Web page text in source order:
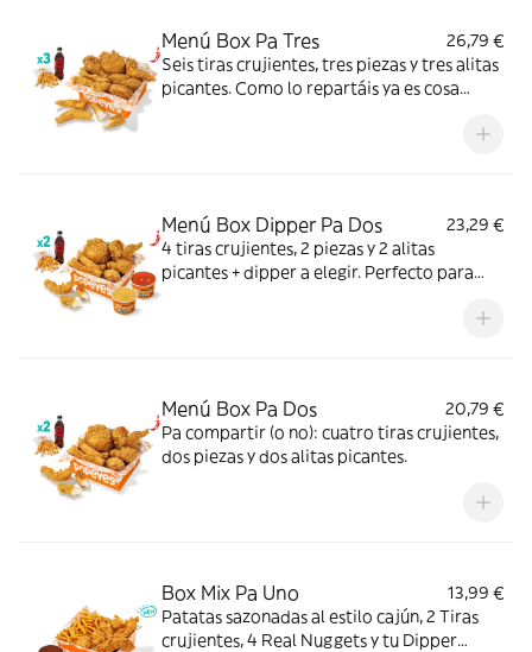
Menú Box Pa Tres
26,79 €
Seis tiras crujientes, tres piezas y tres alitas
picantes. Como lo repartáis ya es cosa
Menú Box Dipper Pa Dos
23,29 €
4 tiras crujientes, 2 piezas y 2 alitas
picantes + dipper a elegir. Perfecto para
Menú Box Pa Dos
20,79 €
Pa compartir (o no): cuatro tiras crujientes,
dos piezas y dos alitas picantes.
Box Mix Pa Uno
13,99 €
Patatas sazonadas al estilo cajún, 2 Tiras
crujientes, 4 Real Nuggets y tu Dipper